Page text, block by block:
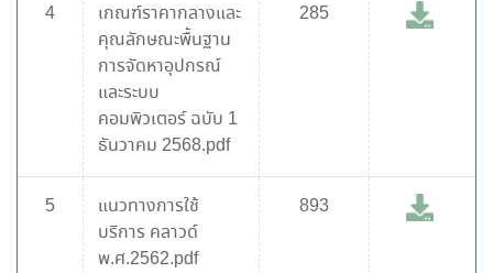
4
เกณฑ์ราคากลางและ
คุณลักษณะพื้นฐาน
การจัดหาอุปกรณ์
และระบบ
คอมพิวเตอร์ ฉบับ 1
ธันวาคม 2568.pdf
285
5
แนวทางการใช้
บริการ คลาวด์
พ.ศ.2562.pdf
893